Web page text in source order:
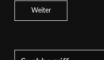
Weiter
Search for: